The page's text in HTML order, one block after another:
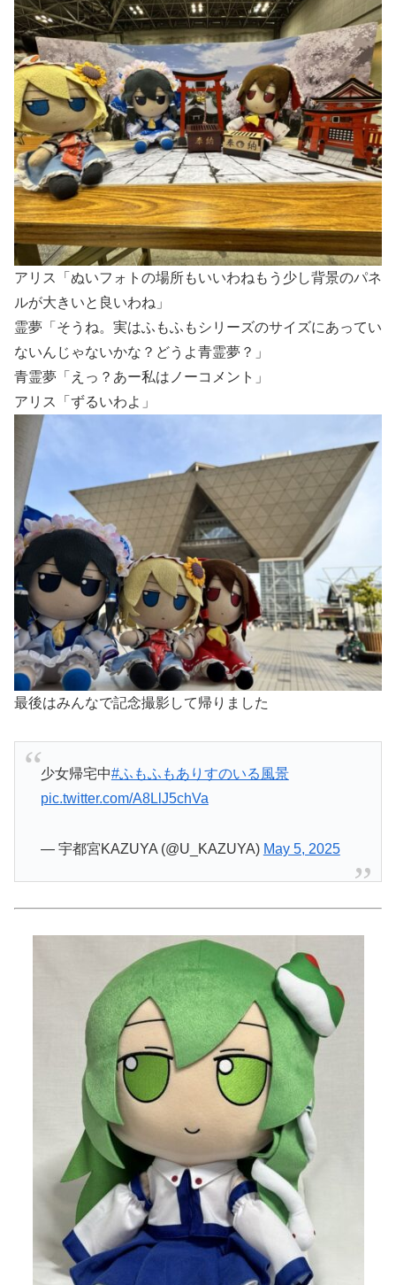
アリス「ぬいフォトの場所もいいわねもう少し背景のパネ
ルが大きいと良いわね」
霊夢「そうね。実はふもふもシリーズのサイズにあってい
ないんじゃないかな？どうよ青霊夢？」
青霊夢「えっ？あー私はノーコメント」
アリス「ずるいわよ」
最後はみんなで記念撮影して帰りました
少女帰宅中#ふもふもありすのいる風景
pic.twitter.com/A8LlJ5chVa
— 宇都宮KAZUYA (@U_KAZUYA) May 5, 2025